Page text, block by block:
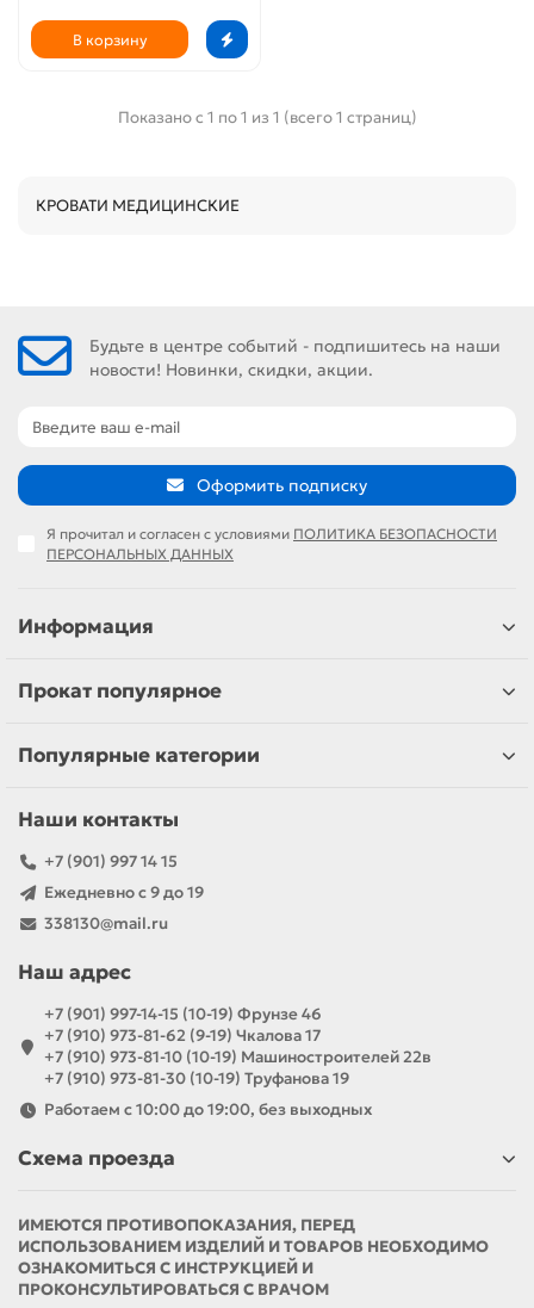
В корзину
Показано с 1 по 1 из 1 (всего 1 страниц)
КРОВАТИ МЕДИЦИНСКИЕ
Будьте в центре событий - подпишитесь на наши
новости! Новинки, скидки, акции.
Оформить подписку
Я прочитал и согласен с условиями ПОЛИТИКА БЕЗОПАСНОСТИ
ПЕРСОНАЛЬНЫХ ДАННЫХ
Информация
Прокат популярное
Популярные категории
Наши контакты
+7 (901) 997 14 15
Ежедневно с 9 до 19
338130@mail.ru
Наш адрес
+7 (901) 997-14-15 (10-19) Фрунзе 46
+7 (910) 973-81-62 (9-19) Чкалова 17
+7 (910) 973-81-10 (10-19) Машиностроителей 22в
+7 (910) 973-81-30 (10-19) Труфанова 19
Работаем с 10:00 до 19:00, без выходных
Схема проезда
ИМЕЮТСЯ ПРОТИВОПОКАЗАНИЯ, ПЕРЕД
ИСПОЛЬЗОВАНИЕМ ИЗДЕЛИЙ И ТОВАРОВ НЕОБХОДИМО
ОЗНАКОМИТЬСЯ С ИНСТРУКЦИЕЙ И
ПРОКОНСУЛЬТИРОВАТЬСЯ С ВРАЧОМ